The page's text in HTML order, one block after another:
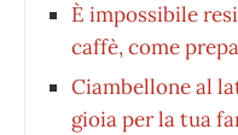
È impossibile
caffè, come
Ciambellone al
gioia per la tua